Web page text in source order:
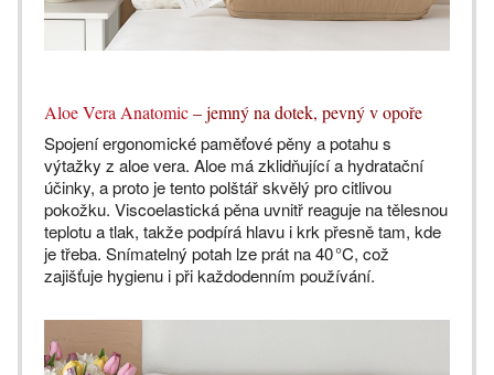
Aloe Vera Anatomic– jemný na dotek, pevný v opoře
Spojení ergonomické paměťové pěny a potahu s
výtažky z aloe vera. Aloe má zklidňující a hydratační
účinky, a proto je tento polštář skvělý pro citlivou
pokožku. Viscoelastická pěna uvnitř reaguje na tělesnou
teplotu a tlak, takže podpírá hlavu i krk přesně tam, kde
je třeba. Snímatelný potah lze prát na 40 °C, což
zajišťuje hygienu i při každodenním používání.